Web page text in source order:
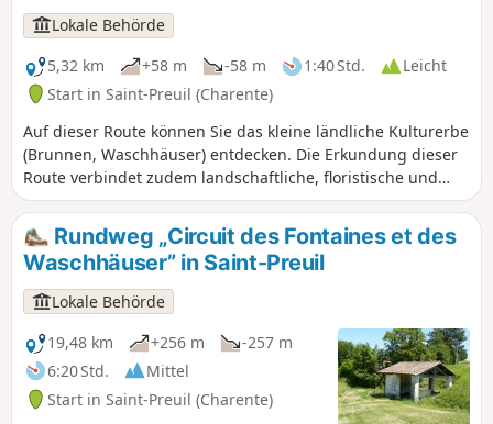
Lokale Behörde
5,32 km
+58 m -58 m 1:40 Std.
Leicht
Start in Saint-Preuil (Charente)
Auf dieser Route können Sie das kleine ländliche Kulturerbe
(Brunnen, Waschhäuser) entdecken. Die Erkundung dieser
Route verbindet zudem landschaftliche, floristische und
faunistische Reize.
Rundweg „Circuit des Fontaines et des
Waschhäuser” in Saint-Preuil
Lokale Behörde
19,48 km
+256 m
-257 m
6:20 Std.
Mittel
Start in Saint-Preuil (Charente)